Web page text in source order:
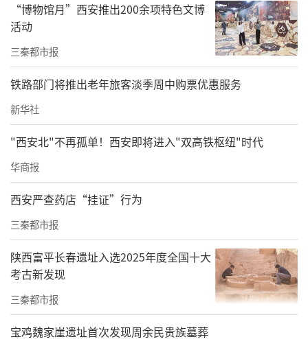
“博物馆月”西安推出200余项特色文博
活动
三秦都市报
铁路部门将推出老年旅客淡季周中购票优惠服务
新华社
"西安北"不再孤单！西安即将进入"双高铁枢纽"时代
华商报
西安严查药店“挂证”行为
三秦都市报
陕西富平长春遗址入选2025年度全国十大
考古新发现
三秦都市报
宝鸡魏家崖遗址首次发现周余民贵族墓葬